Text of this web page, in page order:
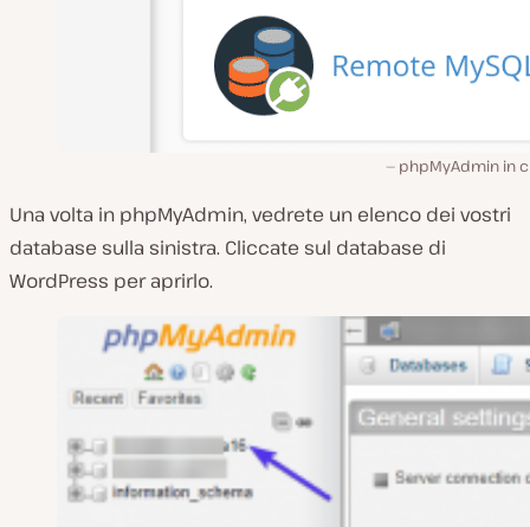
phpMyAdmin in
Una volta in phpMyAdmin, vedrete un elenco dei vostri
database sulla sinistra. Cliccate sul database di
WordPress per aprirlo.